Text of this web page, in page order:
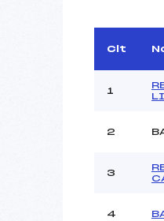
Arbitre :
Assistant
MANCHE
Heure de
Ouvreurs
Clt
1
2
3
4